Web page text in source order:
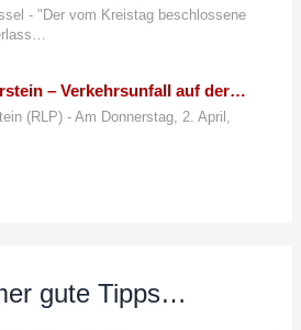
- "Der vom Kreistag beschlossene
– Verkehrsunfall auf der…
(RLP) - Am Donnerstag, 2. April,
gute Tipps…